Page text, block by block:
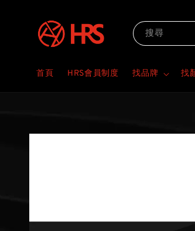
搜尋
首頁 HRS會員制度 找品牌 找